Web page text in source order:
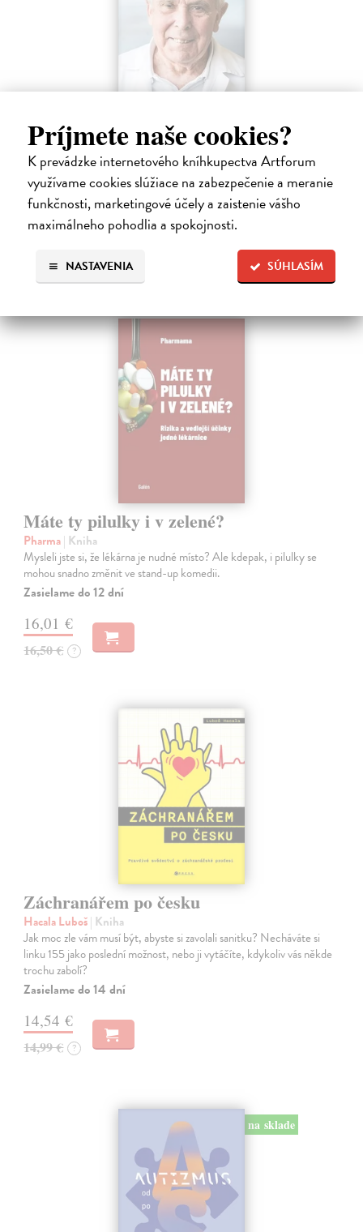
Príjmete naše cookies?
K prevádzke internetového kníhkupectva Artforum
využívame cookies slúžiace na zabezpečenie a meranie
funkčnosti, marketingové účely a zaistenie vášho
maximálneho pohodlia a spokojnosti.
SÚHLASÍM
NASTAVENIA
Faktor Pafko
Kadlecová Kateřina, Pafko Pavel| Kniha
Profesor Pavel Pafko letos oslavil pětaosmdesátiny a za pár měsíců
šedesát let v témže zaměstnání, totiž jako břišní a hrudní chirurg III.
chirurgické kliniky 1. lékařské fakulty Univerzity Karlovy v Praze.…
Zasielame do 12 dní
16,40 € ?
Máte ty pilulky i v zelené?
Pharma| Kniha
Mysleli jste si, že lékárna je nudné místo? Ale kdepak, i pilulky se
mohou snadno změnit ve stand-up komedii.
Zasielame do 12 dní
16,01 €
16,50 € ?
Záchranářem po česku
Hacala Luboš| Kniha
Jak moc zle vám musí být, abyste si zavolali sanitku? Necháváte si
linku 155 jako poslední možnost, nebo ji vytáčíte, kdykoliv vás někde
trochu zabolí?
Zasielame do 14 dní
14,54 €
14,99 € ?
na sklade